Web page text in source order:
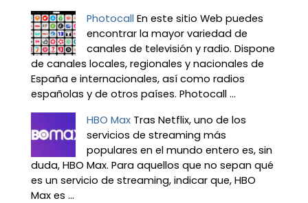
Photocall En este sitio Web puedes
encontrar la mayor variedad de
canales de televisión y radio. Dispone
de canales locales, regionales y nacionales de
España e internacionales, así como radios
españolas y de otros países. Photocall ...
HBO Max Tras Netflix, uno de los
servicios de streaming más
populares en el mundo entero es, sin
duda, HBO Max. Para aquellos que no sepan qué
es un servicio de streaming, indicar que, HBO
Max es ...